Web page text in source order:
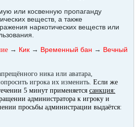
или косвенную пропаганду
веществ, а также
наркотических веществ или
→ Кик → Временный бан → Вечный
ника или аватара,
игрока их изменить. Если же
5 минут применяется санкция:
администратора к игроку и
просьбы администрации выдаётся: